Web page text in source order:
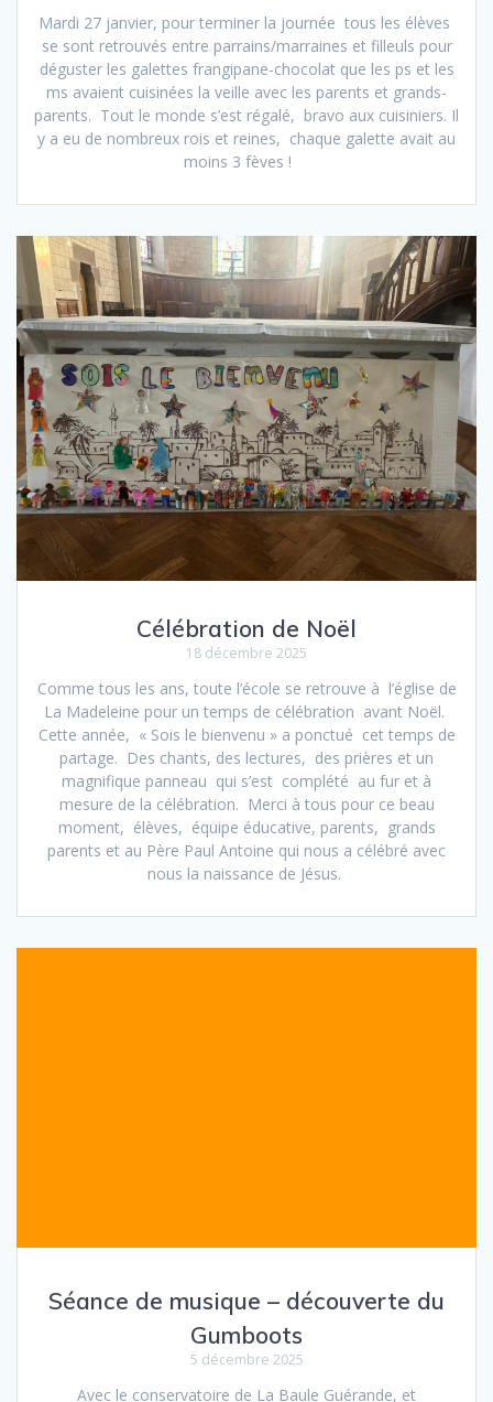
Mardi 27 janvier, pour terminer la journée tous les élèves
se sont retrouvés entre parrains/marraines et filleuls pour
déguster les galettes frangipane-chocolat que les ps et les
ms avaient cuisinées la veille avec les parents et grands-
parents. Tout le monde s’est régalé, bravo aux cuisiniers. Il
y a eu de nombreux rois et reines, chaque galette avait au
moins 3 fèves !
Célébration de Noël
18 décembre 2025
Comme tous les ans, toute l’école se retrouve à l’église de
La Madeleine pour un temps de célébration avant Noël.
Cette année, « Sois le bienvenu » a ponctué cet temps de
partage. Des chants, des lectures, des prières et un
magnifique panneau qui s’est complété au fur et à
mesure de la célébration. Merci à tous pour ce beau
moment, élèves, équipe éducative, parents, grands
parents et au Père Paul Antoine qui nous a célébré avec
nous la naissance de Jésus.
Séance de musique – découverte du
Gumboots
5 décembre 2025
Avec le conservatoire de La Baule Guérande, et